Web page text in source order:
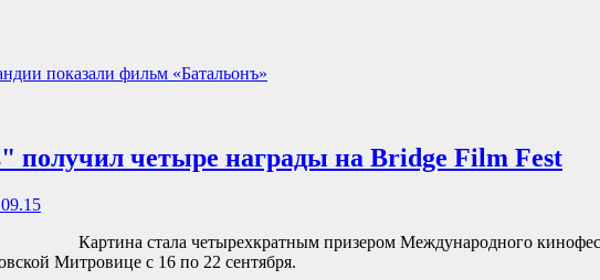
показали фильм «Батальонъ»
получил четыре награды на Bridge Film Fest
Картина стала четырехкратным призером Международного
Митровице с 16 по 22 сентября.